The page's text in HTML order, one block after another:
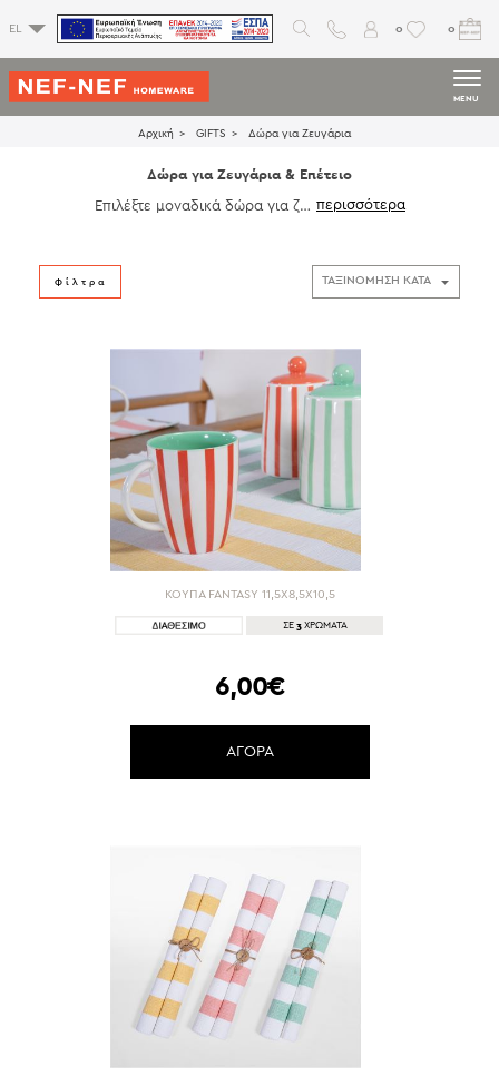
EL 0 0
MENU
Αρχική GIFTS Δώρα για Ζευγάρια
Δώρα για Ζευγάρια & Επέτειο
Επιλέξτε μοναδικά δώρα για ζευ
ματικά χώρου με στικς
πετσέτε
τυπωσιάσουν. Δημιουργήστε σετ
για ζευγάρια, προ
σφέροντας ένα ξεχωριστό και π
ροσωπικό δώρο που θα χαρίσει
άνεση και πολυτέλεια στην καθ
ημερινότητά τους.
Φίλτρα
ΚΟΥΠΑ FANTASY 11,5X8,5X10,5
ΣΕ 3 ΧΡΩΜΑΤΑ
6,00€
ΑΓΟΡΑ